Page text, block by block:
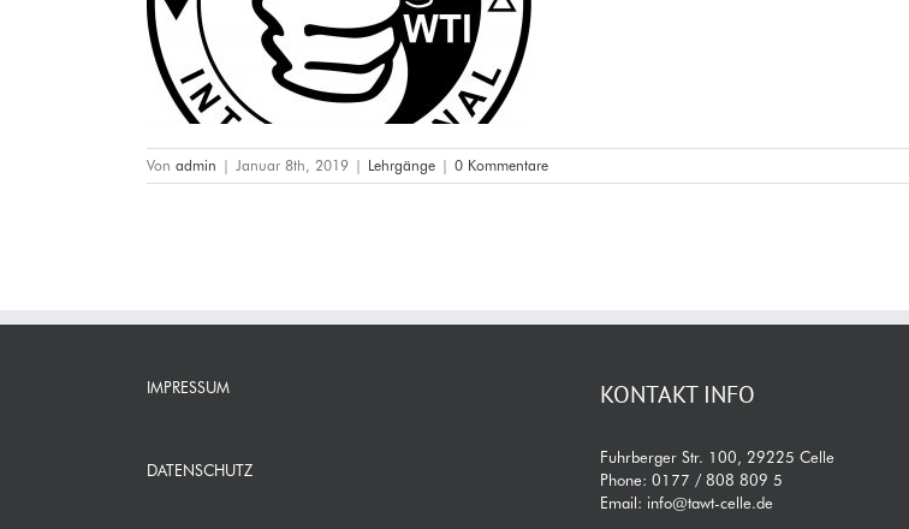
Von admin | Januar 8th, 2019 | Lehrgänge | 0 Kommentare
IMPRESSUM
DATENSCHUTZ
KONTAKT INFO
Fuhrberger Str. 100, 29225 Celle
Phone: 0177 / 808 809 5
Email: info@tawt-celle.de